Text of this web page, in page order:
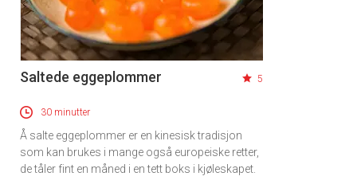
Saltede eggeplommer 5
30 minutter
Å salte eggeplommer er en kinesisk tradisjon
som kan brukes i mange også europeiske retter,
de tåler fint en måned i en tett boks i kjøleskapet.